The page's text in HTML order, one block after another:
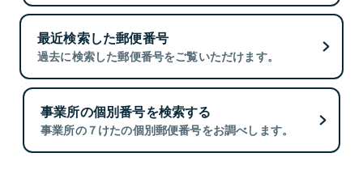
最近検索した郵便番号
過去に検索した郵便番号をご覧いただけます。
事業所の個別番号を検索する
事業所の７けたの個別郵便番号をお調べします。